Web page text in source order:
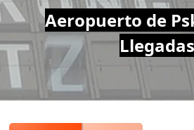
Air
Traffic
Live
Aeropuerto de
Llegadas